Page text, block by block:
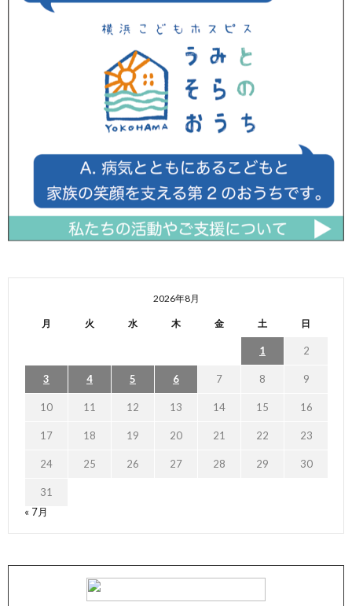
2026年8月
月 火 水 木 金 土 日
1 2
3 4 5 6 7 8 9
10 11 12 13 14 15 16
17 18 19 20 21 22 23
24 25 26 27 28 29 30
31
« 7月